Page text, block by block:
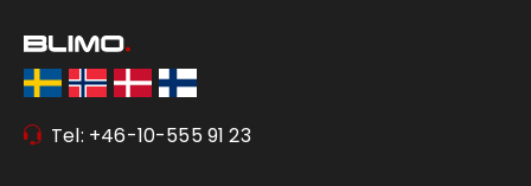
Tel: +46-10-555 91 23